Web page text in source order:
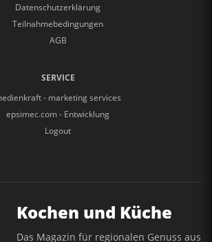
Datenschutzerklärung
Teilnahmebedingungen
AGB
SERVICE
- marketing services
epsimec.com - Entwicklung
Logout
Kochen und Küche
Das Magazin für regionalen Genuss aus